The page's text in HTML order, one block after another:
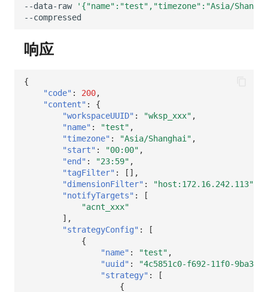
--data-raw
'{"name":"test","timezone":"Asia/
响应
{
"code" : 200,
"content" :
{
"workspaceUUID" : "wksp_xxx" ,
"name" : "test" ,
"timezone" : "Asia/Shanghai" ,
"start" : "00:00" ,
"end" : "23:59" ,
"tagFilter" :
[],
"dimensionFilter" : "host:172.16.242.113"
"notifyTargets" :
[
"acnt_xxx"
],
"strategyConfig" :
[
{
"name" : "test" ,
"uuid" :
"4c5851c0-f692-11f0-9ba3-
"strategy" :
[
{